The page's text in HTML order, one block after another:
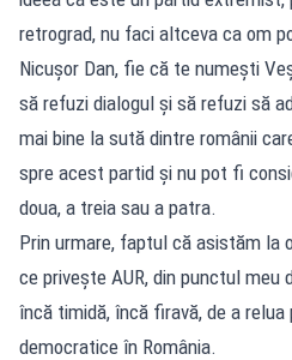
retrograd, nu faci altceva ca om
Nicușor Dan, fie că te numești
să refuzi dialogul și să refuzi să
mai bine la sută dintre românii
spre acest partid și nu pot fi
doua, a treia sau a patra.
Prin urmare, faptul că asistăm la
ce privește AUR, din punctul meu
încă timidă, încă firavă, de a
democratice în România.